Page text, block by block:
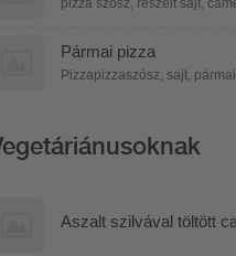
pizza szósz, reszelt sajt,
Pármai pizza
Pizzapizzaszósz, sajt,
Aszalt szilvával töltött